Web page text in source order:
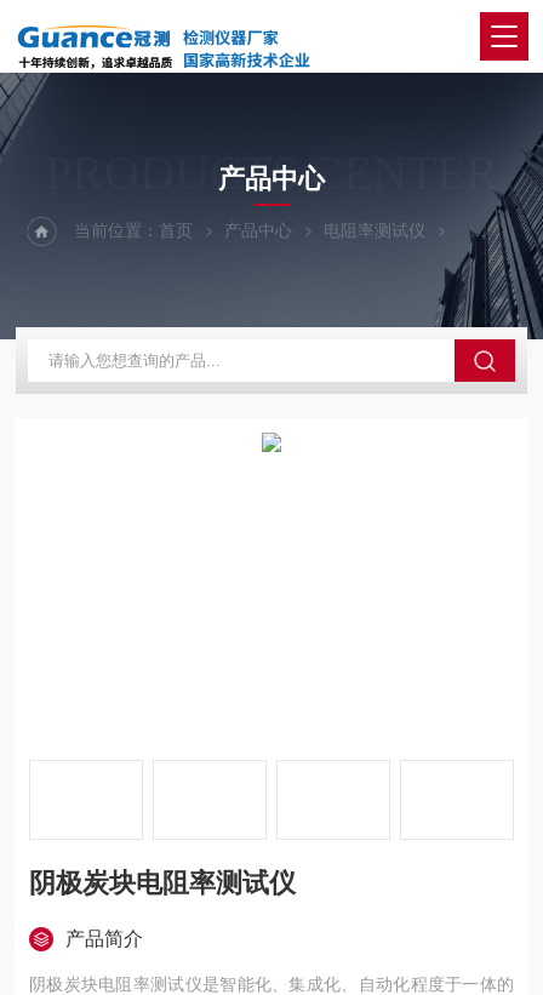
PRODUCTS CENTER
产品中心
当前位置：首页 产品中心 电阻率测试仪 210-炭块
阴极炭块电阻率测试仪
产品简介
阴极炭块电阻率测试仪是智能化、集成化、自动化程度于一体的